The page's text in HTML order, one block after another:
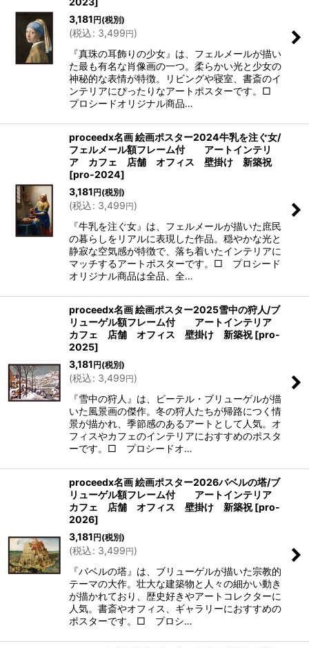
3,181円(税別)
(税込: 3,499円)
『真珠の耳飾りの少女』は、フェルメールが描い
た最も有名な肖像画の一つ。柔らかい光と少女の
神秘的な表情が特徴。リビングや寝室、書斎のイ
ンテリアにぴったりなアートポスターです。□
プロシードオリジナル商品…
proceedx名画 絵画ポスター2024牛乳を注ぐ女/
フェルメール額フレーム付 アートインテリ
ア カフェ 店舗 オフィス 壁掛け 新築祝
[pro-2024]
3,181円(税別)
(税込: 3,499円)
『牛乳を注ぐ女』は、フェルメールが描いた庶民
の暮らしをリアルに表現した作品。穏やかな光と
静寂な空気感が特徴で、落ち着いたインテリアに
マッチするアートポスターです。□ プロシード
オリジナル商品は全品、全…
proceedx名画 絵画ポスター2025雪中の狩人/ブ
リューゲル額フレーム付 アートインテリア
カフェ 店舗 オフィス 壁掛け 新築祝 [pro-
2025]
3,181円(税別)
(税込: 3,499円)
『雪中の狩人』は、ピーテル・ブリューゲルが描
いた風景画の傑作。冬の狩人たちが帰路につく情
景が描かれ、季節感のあるアートとして人気。オ
フィスやカフェのインテリアにおすすめのポスタ
ーです。□ プロシードオ…
proceedx名画 絵画ポスター2026バベルの塔/ブ
リューゲル額フレーム付 アートインテリア
カフェ 店舗 オフィス 壁掛け 新築祝 [pro-
2026]
3,181円(税別)
(税込: 3,499円)
『バベルの塔』は、ブリューゲルが描いた宗教的
テーマの大作。壮大な建築物と人々の細かい動き
が描かれており、歴史好きやアートコレクターに
人気。書斎やオフィス、ギャラリーにおすすめの
ポスターです。□ プロシ…